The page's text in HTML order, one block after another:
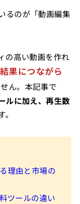
るのが「動画編集
の高い動画を作れ
果につながら
ん。本記事で
ルに加え、再生数
理由と市場の
ツールの違い